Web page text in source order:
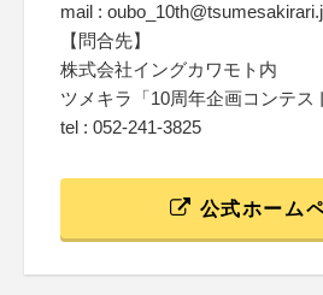
mail :
【問合先】
株式会社イングカワモト内
ツメキラ「10周年企画コンテス
tel : 052-241-3825
公式ホーム